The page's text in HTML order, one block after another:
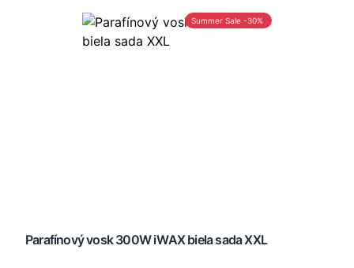
Summer Sale -30%
Parafínový vosk 300W iWAX biela sada XXL